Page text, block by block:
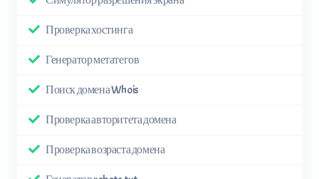
Проверка хостинга
Генератор метатегов
Поиск домена Whois
Проверка авторитета домена
Проверка возраста домена